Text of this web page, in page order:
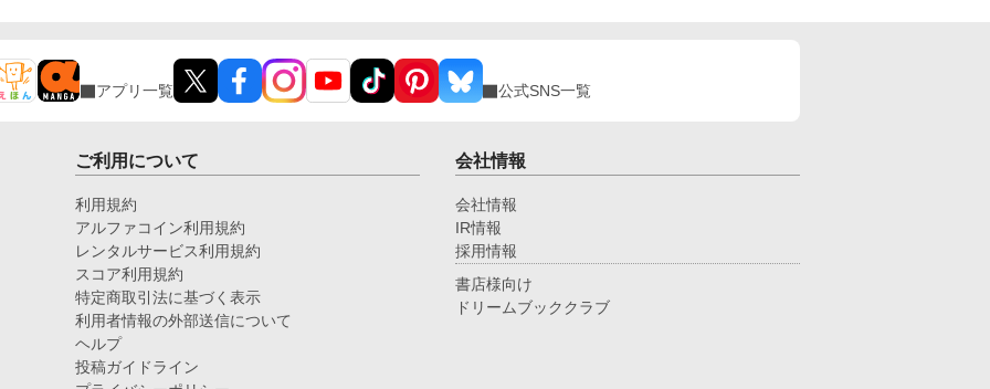
う……と思ってたのに？ 偶然騎士たちを神聖魔法で
救って、何故か天使と呼ばれて崇められたり。終いに
は帝国最強の狂血皇子に溺愛されて囲われちゃった
囲われてない？？ ――― 病弱ならどうせすぐ死ぬか
ー。ならちょっとばかし遊んでもいいよね？と自由に
やってたら無駄に最強な奴らに溺愛されちゃってた受
けの話。 ※別名義で連載していた作品になります。
(名義を統合しこちらに移動することになりました)
アプリ一覧 公式SNS一覧
ご利用について
利用規約
アルファコイン利用規約
レンタルサービス利用規約
スコア利用規約
特定商取引法に基づく表示
利用者情報の外部送信について
ヘルプ
投稿ガイドライン
会社情報
会社情報
IR情報
採用情報
書店様向け
ドリームブッククラブ